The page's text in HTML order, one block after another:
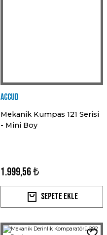
Accud
Mekanik Kumpas 121 Serisi
- Mini Boy
1.999,56 ₺
Sepete Ekle